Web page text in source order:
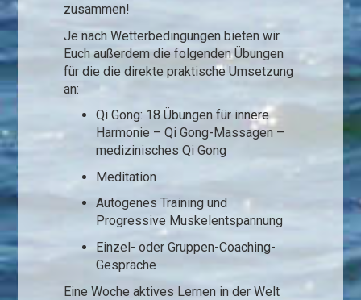
zusammen!
Je nach Wetterbedingungen bieten wir
Euch außerdem die folgenden Übungen
für die die direkte praktische Umsetzung
an:
Qi Gong: 18 Übungen für innere
Harmonie – Qi Gong-Massagen –
medizinisches Qi Gong
Meditation
Autogenes Training und
Progressive Muskelentspannung
Einzel- oder Gruppen-Coaching-
Gespräche
Eine Woche aktives Lernen in der Welt